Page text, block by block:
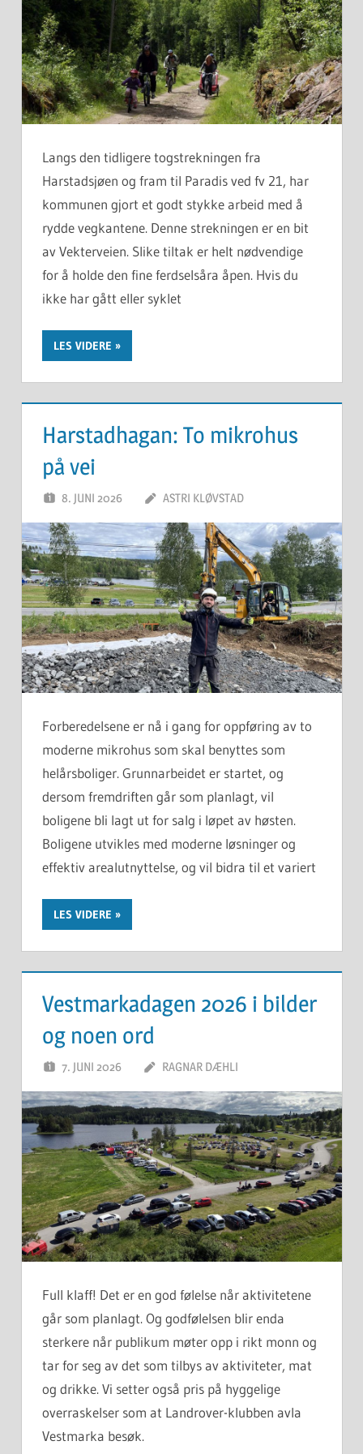
Langs den tidligere togstrekningen fra
Harstadsjøen og fram til Paradis ved fv 21, har
kommunen gjort et godt stykke arbeid med å
rydde vegkantene. Denne strekningen er en bit
av Vekterveien. Slike tiltak er helt nødvendige
for å holde den fine ferdselsåra åpen. Hvis du
ikke har gått eller syklet
LES VIDERE
Harstadhagan: To mikrohus
på vei
8. JUNI 2026 ASTRI KLØVSTAD
Forberedelsene er nå i gang for oppføring av to
moderne mikrohus som skal benyttes som
helårsboliger. Grunnarbeidet er startet, og
dersom fremdriften går som planlagt, vil
boligene bli lagt ut for salg i løpet av høsten.
Boligene utvikles med moderne løsninger og
effektiv arealutnyttelse, og vil bidra til et variert
LES VIDERE
Vestmarkadagen 2026 i bilder
og noen ord
7. JUNI 2026 RAGNAR DÆHLI
Full klaff! Det er en god følelse når aktivitetene
går som planlagt. Og godfølelsen blir enda
sterkere når publikum møter opp i rikt monn og
tar for seg av det som tilbys av aktiviteter, mat
og drikke. Vi setter også pris på hyggelige
overraskelser som at Landrover-klubben avla
Vestmarka besøk.